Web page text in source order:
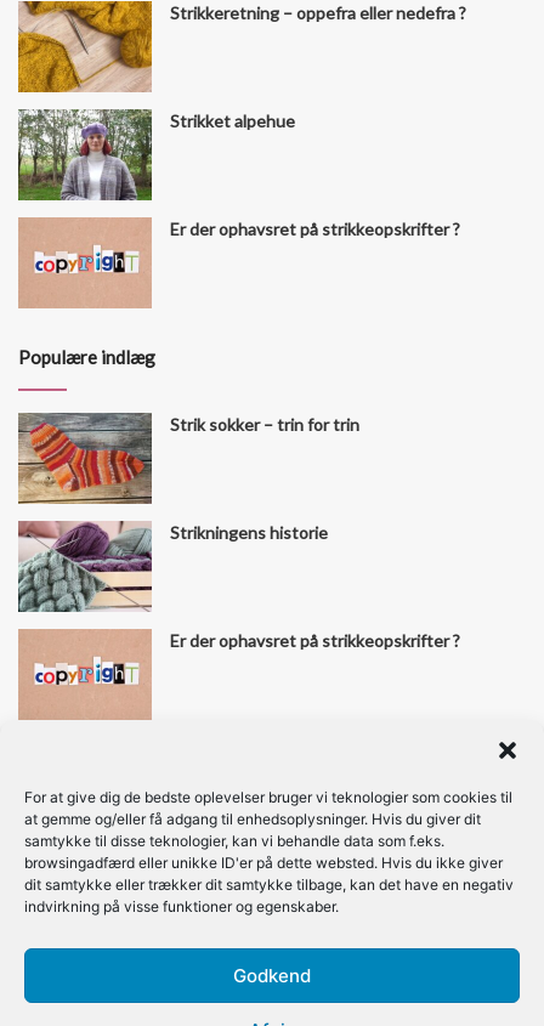
For at give dig de bedste oplevelser bruger vi teknologier som cookies til
at gemme og/eller få adgang til enhedsoplysninger. Hvis du giver dit
samtykke til disse teknologier, kan vi behandle data som f.eks.
browsingadfærd eller unikke ID'er på dette websted. Hvis du ikke giver
dit samtykke eller trækker dit samtykke tilbage, kan det have en negativ
indvirkning på visse funktioner og egenskaber.
Godkend
Strikkeretning – oppefra eller nedefra ?
Strikket alpehue
Er der ophavsret på strikkeopskrifter ?
Populære indlæg
Strik sokker – trin for trin
Strikningens historie
Er der ophavsret på strikkeopskrifter ?
FacebookPinterestInstagram
Strikkebiblen © Copyright 2026, All Rights Reserved
Home